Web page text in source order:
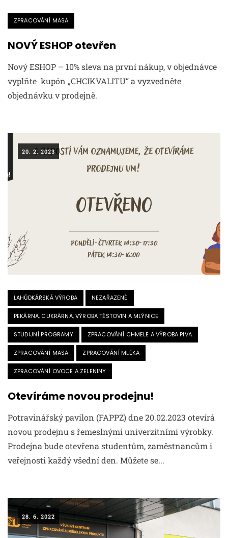
ZPRACOVÁNÍ MASA
NOVÝ ESHOP otevřen
Nový ESHOP – 10% sleva na první nákup, v objednávce
vyplňte kupón „CHCIKVALITU“ a vyzvedněte
objednávku v prodejně.
20. 2. 2023
LAHŮDKÁŘSKÁ VÝROBA NEZAŘAZENÉ
PEKÁRNA, CUKRÁRNA, VÝROBA TĚSTOVIN A MLÝNICE
STUDIJNÍ PROGRAMY ZPRACOVÁNÍ CHMELE A VÝROBA PIVA
ZPRACOVÁNÍ MASA ZPRACOVÁNÍ MLÉKA
ZPRACOVÁNÍ OVOCE A ZELENINY
Otevíráme novou prodejnu!
Potravinářský pavilon (FAPPZ) dne 20.02.2023 otevírá
novou prodejnu s řemeslnými univerzitními výrobky.
Prodejna bude otevřena studentům, zaměstnancům i
veřejnosti každý všední den. Můžete se...
28. 6. 2022